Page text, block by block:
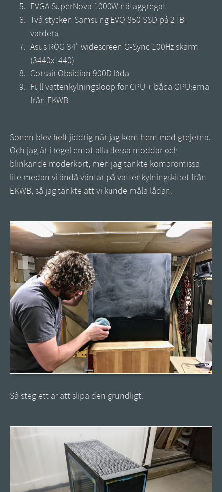
EVGA SuperNova 1000W nätaggregat
Två stycken Samsung EVO 850 SSD på 2TB
vardera
Asus ROG 34" widescreen G-Sync 100Hz skärm
(3440x1440)
Corsair Obsidian 900D låda
Full vattenkylningsloop för CPU + båda GPU:erna
från EKWB
Sonen blev helt jiddrig när jag kom hem med grejerna.
Och jag är i regel emot alla dessa moddar och
blinkande moderkort, men jag tänkte kompromissa
lite medan vi ändå väntar på vattenkylningskit:et från
EKWB, så jag tänkte att vi kunde måla lådan.
Så steg ett är att slipa den grundligt.